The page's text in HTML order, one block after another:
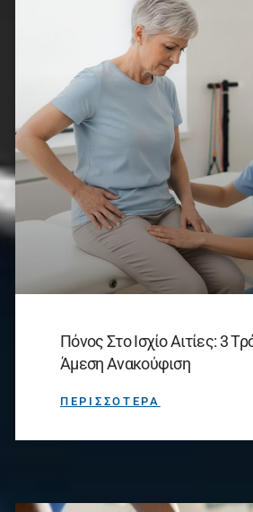
Πόνος Στο Ισχίο Αιτίες: 3
Άμεση Ανακούφιση
ΠΕΡΙΣΣΟΤΕΡΑ